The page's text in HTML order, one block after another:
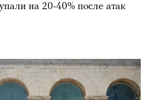
на 20-40% после атак